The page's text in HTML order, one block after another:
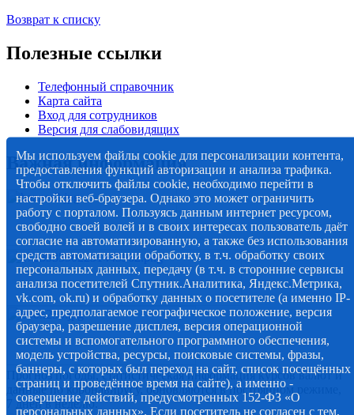
Возврат к списку
Полезные ссылки
Телефонный справочник
Карта сайта
Вход для сотрудников
Версия для слабовидящих
Важная информация
Прогноз погоды, статистическая информация курсов валют и
данные по коронавирусу, обновляются в постоянном режиме,
7 дней в неделю.
Мы используем файлы cookie для персонализации контента,
предоставления функций авторизации и анализа трафика.
Чтобы отключить файлы cookie, необходимо перейти в
настройки веб-браузера. Однако это может ограничить
работу с порталом. Пользуясь данным интернет ресурсом,
свободно своей волей и в своих интересах пользователь даёт
согласие на автоматизированную, а также без использования
средств автоматизации обработку, в т.ч. обработку своих
персональных данных, передачу (в т.ч. в сторонние сервисы
анализа посетителей Спутник.Аналитика, Яндекс.Метрика,
vk.com, ok.ru) и обработку данных о посетителе (а именно IP-
адрес, предполагаемое географическое положение, версия
браузера, разрешение дисплея, версия операционной
системы и вспомогательного программного обеспечения,
модель устройства, ресурсы, поисковые системы, фразы,
баннеры, с которых был переход на сайт, список посещённых
страниц и проведённое время на сайте), а именно -
совершение действий, предусмотренных 152-ФЗ «О
персональных данных». Если посетитель не согласен с тем,